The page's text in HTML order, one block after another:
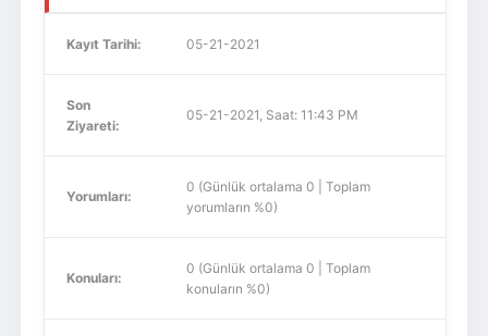
Kayıt Tarihi: 05-21-2021
Son
Ziyareti:
05-21-2021, Saat: 11:43 PM
Yorumları:
0 (Günlük ortalama 0 | Toplam
yorumların %0)
Konuları:
0 (Günlük ortalama 0 | Toplam
konuların %0)